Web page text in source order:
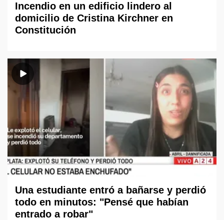
Incendio en un edificio lindero al
domicilio de Cristina Kirchner en
Constitución
Una estudiante entró a bañarse y perdió
todo en minutos: "Pensé que habían
entrado a robar"